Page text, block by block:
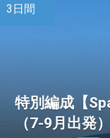
3日間
特別編成【
（7-9月出発）